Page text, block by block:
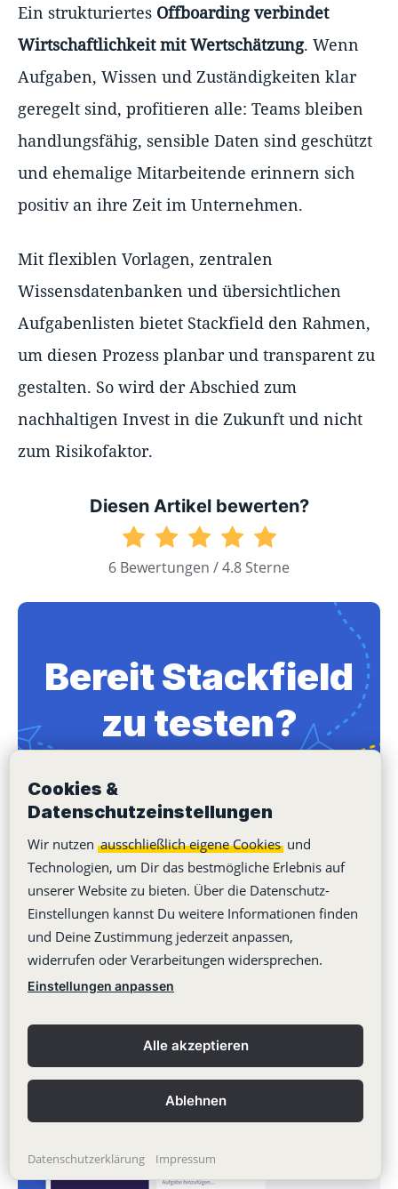
Ein strukturiertes Offboarding verbindet
Wirtschaftlichkeit mit Wertschätzung. Wenn
Aufgaben, Wissen und Zuständigkeiten klar
geregelt sind, profitieren alle: Teams bleiben
handlungsfähig, sensible Daten sind geschützt
und ehemalige Mitarbeitende erinnern sich
positiv an ihre Zeit im Unternehmen.
Mit flexiblen Vorlagen, zentralen
Wissensdatenbanken und übersichtlichen
Aufgabenlisten bietet Stackfield den Rahmen,
um diesen Prozess planbar und transparent zu
gestalten. So wird der Abschied zum
nachhaltigen Invest in die Zukunft und nicht
zum Risikofaktor.
Diesen Artikel bewerten?
6 Bewertungen / 4.8 Sterne
Bereit Stackfield
zu testen?
Jetzt 14 Tage kostenlos testen
Cookies &
Datenschutzeinstellungen
Wir nutzen ausschließlich eigene Cookies und
Technologien, um Dir das bestmögliche Erlebnis auf
unserer Website zu bieten. Über die Datenschutz-
Einstellungen kannst Du weitere Informationen finden
und Deine Zustimmung jederzeit anpassen,
widerrufen oder Verarbeitungen widersprechen.
Datenschutzerklärung Impressum
Einstellungen anpassen
Alle akzeptieren
Ablehnen